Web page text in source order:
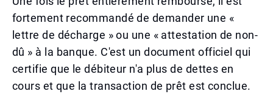
fortement recommandé de demander une «
lettre de décharge » ou une « attestation de non-
dû » à la banque. C'est un document officiel qui
certifie que le débiteur n'a plus de dettes en
cours et que la transaction de prêt est conclue.